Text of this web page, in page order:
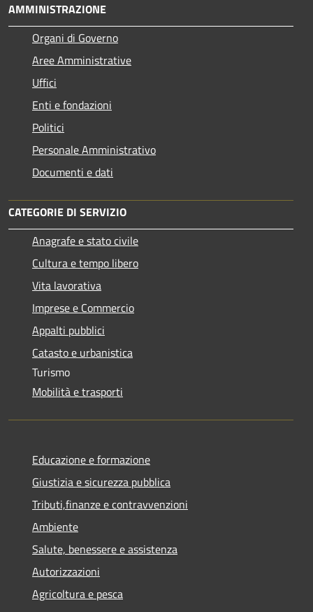
AMMINISTRAZIONE
Organi di Governo
Aree Amministrative
Uffici
Enti e fondazioni
Politici
Personale Amministrativo
Documenti e dati
CATEGORIE DI SERVIZIO
Anagrafe e stato civile
Cultura e tempo libero
Vita lavorativa
Imprese e Commercio
Appalti pubblici
Catasto e urbanistica
Turismo
Mobilità e trasporti
Educazione e formazione
Giustizia e sicurezza pubblica
Tributi,finanze e contravvenzioni
Ambiente
Salute, benessere e assistenza
Autorizzazioni
Agricoltura e pesca